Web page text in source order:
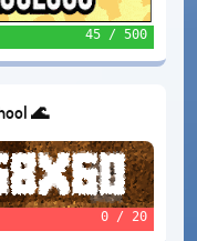
45 / 500
🌊
0 / 20